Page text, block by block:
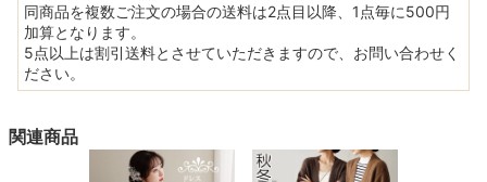
同商品を複数ご注文の場合の送料は2点目以降、1点毎に500円
加算となります。
5点以上は割引送料とさせていただきますので、お問い合わせく
ださい。
関連商品